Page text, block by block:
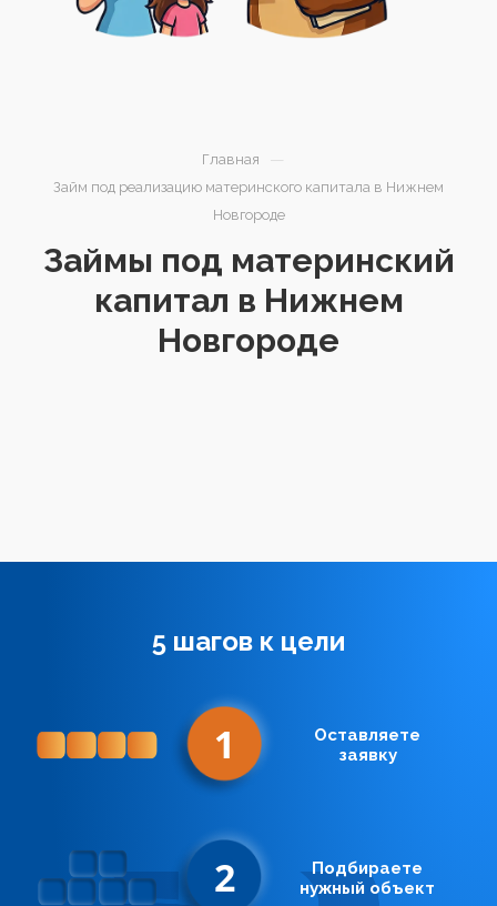
Главная —
Займ под реализацию материнского капитала в Нижнем
Новгороде
Займы под материнский
капитал в Нижнем
Новгороде
5 шагов к цели
1
Оставляете
заявку
2
Подбираете
нужный объект